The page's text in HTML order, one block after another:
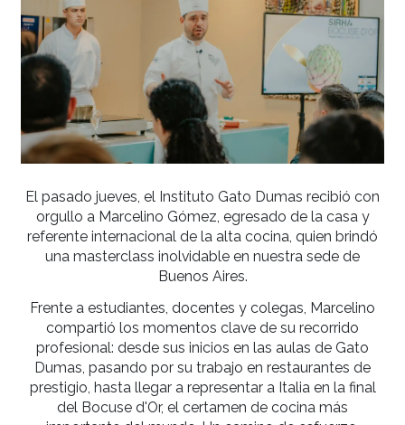
El pasado jueves, el Instituto Gato Dumas
orgullo a Marcelino Gómez, egresado de la
referente internacional de la alta cocina, quien
una masterclass inolvidable en nuestra sede
Buenos Aires.